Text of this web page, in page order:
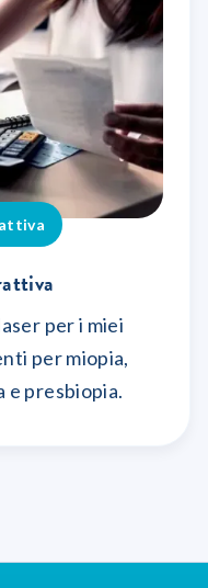
per i miei
per miopia,
e presbiopia.